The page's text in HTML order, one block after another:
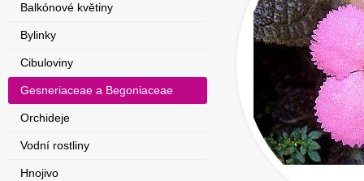
Balkónové květiny
Bylinky
Cibuloviny
Gesneriaceae a Begoniaceae
Orchideje
Vodní rostliny
Hnojivo